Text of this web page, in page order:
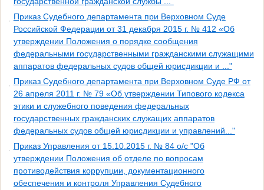
Приказ Судебного департамента при Верховном Суде
Российской Федерации от 31 декабря 2015 г. № 412 «Об
утверждении Положения о порядке сообщения
федеральными государственными гражданскими служащими
аппаратов федеральных судов общей юрисдикции и ..."
Приказ Судебного департамента при Верховном Суде РФ от
26 апреля 2011 г. № 79 «Об утверждении Типового кодекса
этики и служебного поведения федеральных
государственных гражданских служащих аппаратов
федеральных судов общей юрисдикции и управлений..."
Приказ Управления от 15.10.2015 г. № 84 о/с "Об
утверждении Положения об отделе по вопросам
противодействия коррупции, документационного
обеспечения и контроля Управления Судебного